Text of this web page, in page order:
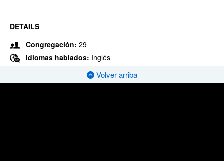
DETAILS
Congregación: 29
Idiomas hablados: Inglés
Volver arriba